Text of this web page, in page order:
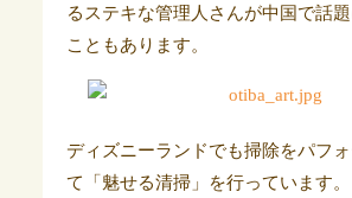
るステキな管理人さんが中国で話
こともあります。
ディズニーランドでも掃除をパフ
て「魅せる清掃」を行っています